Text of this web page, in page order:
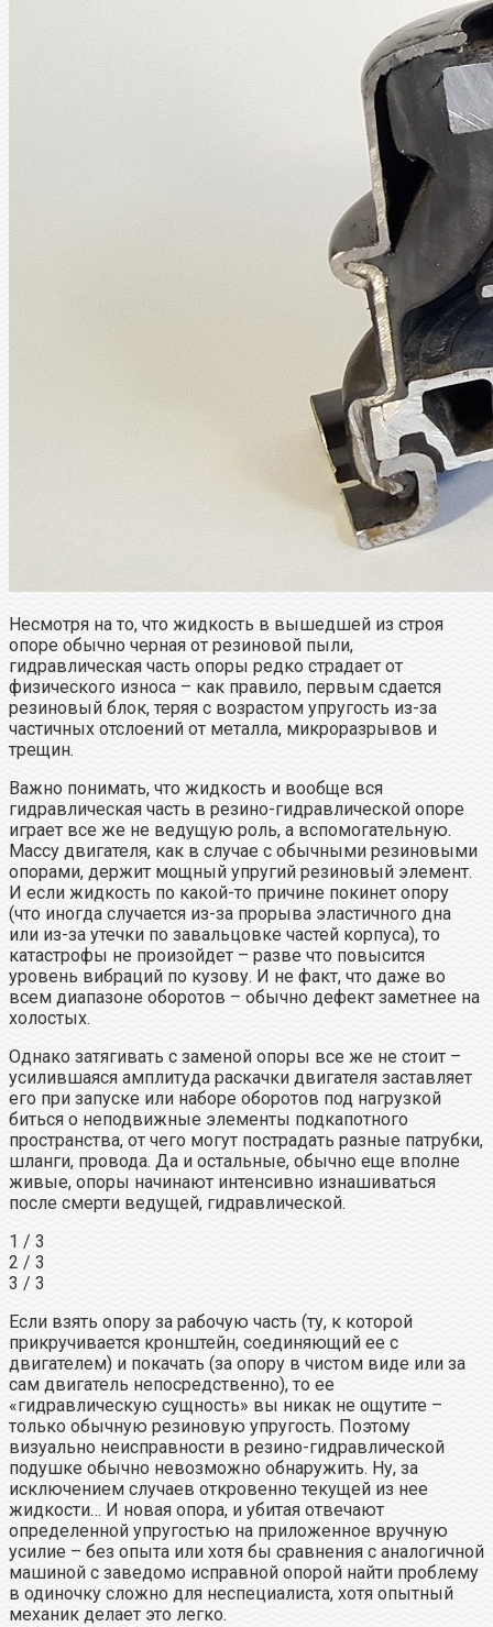
Несмотря на то, что жидкость в вышедшей из строя
опоре обычно черная от резиновой пыли,
гидравлическая часть опоры редко страдает от
физического износа – как правило, первым сдается
резиновый блок, теряя с возрастом упругость из-за
частичных отслоений от металла, микроразрывов и
трещин.
Важно понимать, что жидкость и вообще вся
гидравлическая часть в резино-гидравлической опоре
играет все же не ведущую роль, а вспомогательную.
Массу двигателя, как в случае с обычными резиновыми
опорами, держит мощный упругий резиновый элемент.
И если жидкость по какой-то причине покинет опору
(что иногда случается из-за прорыва эластичного дна
или из-за утечки по завальцовке частей корпуса), то
катастрофы не произойдет – разве что повысится
уровень вибраций по кузову. И не факт, что даже во
всем диапазоне оборотов – обычно дефект заметнее на
холостых.
Однако затягивать с заменой опоры все же не стоит –
усилившаяся амплитуда раскачки двигателя заставляет
его при запуске или наборе оборотов под нагрузкой
биться о неподвижные элементы подкапотного
пространства, от чего могут пострадать разные патрубки,
шланги, провода. Да и остальные, обычно еще вполне
живые, опоры начинают интенсивно изнашиваться
после смерти ведущей, гидравлической.
1 / 3
2 / 3
3 / 3
Если взять опору за рабочую часть (ту, к которой
прикручивается кронштейн, соединяющий ее с
двигателем) и покачать (за опору в чистом виде или за
сам двигатель непосредственно), то ее
«гидравлическую сущность» вы никак не ощутите –
только обычную резиновую упругость. Поэтому
визуально неисправности в резино-гидравлической
подушке обычно невозможно обнаружить. Ну, за
исключением случаев откровенно текущей из нее
жидкости… И новая опора, и убитая отвечают
определенной упругостью на приложенное вручную
усилие – без опыта или хотя бы сравнения с аналогичной
машиной с заведомо исправной опорой найти проблему
в одиночку сложно для неспециалиста, хотя опытный
механик делает это легко.